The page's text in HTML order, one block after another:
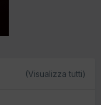
(Visualizza tutti)